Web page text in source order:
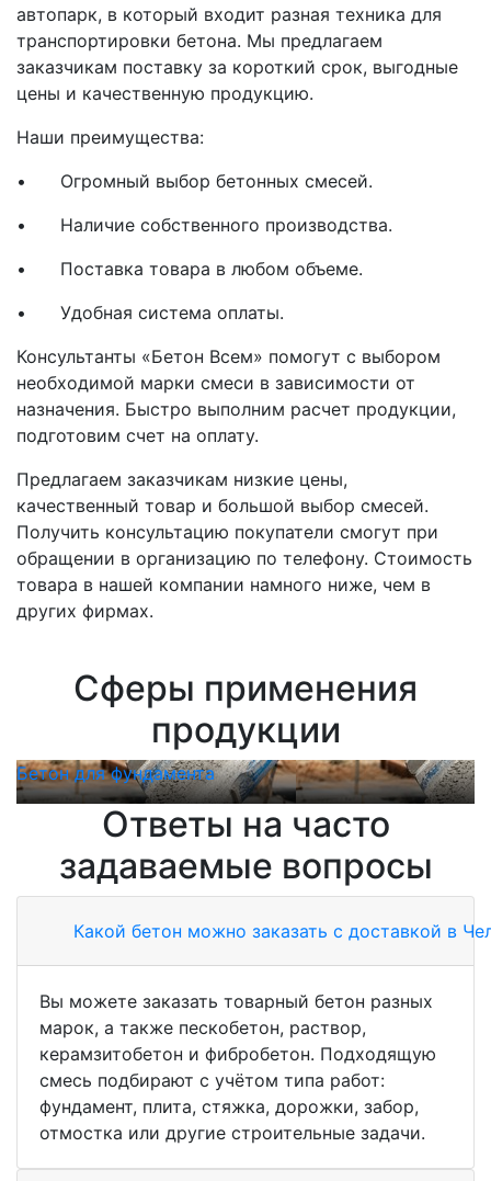
автопарк, в который входит разная техника для
транспортировки бетона. Мы предлагаем
заказчикам поставку за короткий срок, выгодные
цены и качественную продукцию.
Наши преимущества:
•
Огромный выбор бетонных смесей.
•
Наличие собственного производства.
•
Поставка товара в любом объеме.
•
Удобная система оплаты.
Консультанты «Бетон Всем» помогут с выбором
необходимой марки смеси в зависимости от
назначения. Быстро выполним расчет продукции,
подготовим счет на оплату.
Предлагаем заказчикам низкие цены,
качественный товар и большой выбор смесей.
Получить консультацию покупатели смогут при
обращении в организацию по телефону. Стоимость
товара в нашей компании намного ниже, чем в
других фирмах.
Сферы применения
продукции
Бетон для фундамента
Ответы на часто
задаваемые вопросы
Какой бетон можно заказать с доставкой в
Вы можете заказать товарный бетон разных
марок, а также пескобетон, раствор,
керамзитобетон и фибробетон. Подходящую
смесь подбирают с учётом типа работ:
фундамент, плита, стяжка, дорожки, забор,
отмостка или другие строительные задачи.